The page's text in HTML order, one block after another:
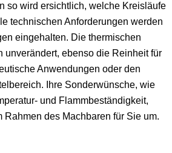
so wird ersichtlich, welche Kreisläufe
technischen Anforderungen werden
eingehalten. Die thermischen
unverändert, ebenso die Reinheit für
Anwendungen oder den
Ihre Sonderwünsche, wie
und Flammbeständigkeit,
Rahmen des Machbaren für Sie um.